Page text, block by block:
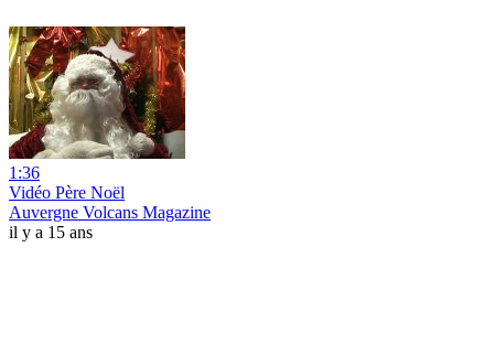
1:36
Vidéo Père Noël
Auvergne Volcans Magazine
il y a 15 ans